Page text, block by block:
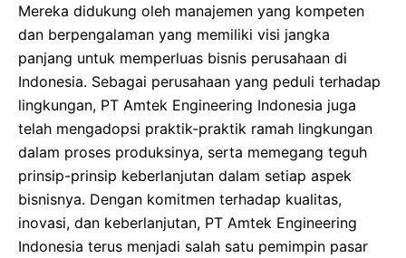
Mereka didukung oleh manajemen yang kompeten
dan berpengalaman yang memiliki visi jangka
panjang untuk memperluas bisnis perusahaan di
Indonesia. Sebagai perusahaan yang peduli terhadap
lingkungan, PT Amtek Engineering Indonesia juga
telah mengadopsi praktik-praktik ramah lingkungan
dalam proses produksinya, serta memegang teguh
prinsip-prinsip keberlanjutan dalam setiap aspek
bisnisnya. Dengan komitmen terhadap kualitas,
inovasi, dan keberlanjutan, PT Amtek Engineering
Indonesia terus menjadi salah satu pemimpin pasar